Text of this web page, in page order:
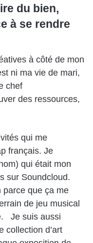
du bien,
à se rendre
à côté de mon
ni ma vie de mari,
chef
des ressources,
qui me
français. Je
qui était mon
sur Soundcloud.
parce que ça me
de jeu musical
Je suis aussi
collection d’art